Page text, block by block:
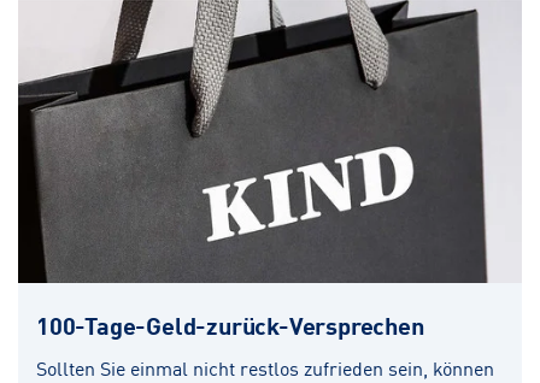
100-Tage-Geld-zurück-Versprechen
Sollten Sie einmal nicht restlos zufrieden sein, können